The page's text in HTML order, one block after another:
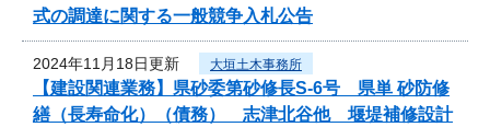
式の調達に関する一般競争入札公告
2024年11月18日更新 大垣土木事務所
【建設関連業務】県砂委第砂修長S-6号 県単 砂防修
繕（長寿命化）（債務） 志津北谷他 堰堤補修設計